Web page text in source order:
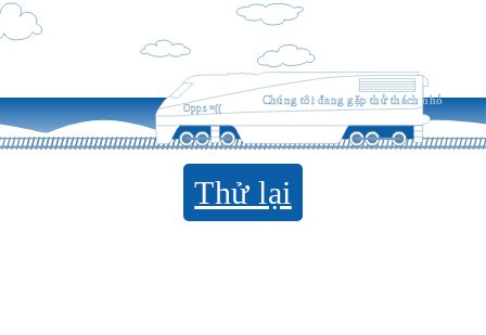
Opps =((
Chúng tôi đang gặp thử thách nhỏ
Thử lại